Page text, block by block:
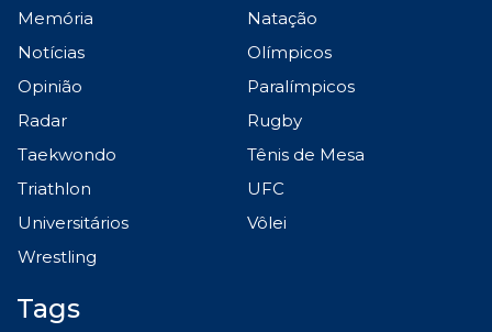
Memória
Natação
Notícias
Olímpicos
Opinião
Paralímpicos
Radar
Rugby
Taekwondo
Tênis de Mesa
Triathlon
UFC
Universitários
Vôlei
Wrestling
Tags